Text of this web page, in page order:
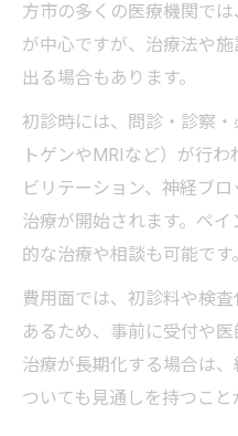
方市の多くの医療機関で
が中心ですが、治療法や
出る場合もあります。
初診時には、問診・診察
トゲンやMRIなど）が行
ビリテーション、神経ブ
治療が開始されます。ペ
的な治療や相談も可能です。
費用面では、初診料や検
あるため、事前に受付や医
治療が長期化する場合は
ついても見通しを持つこと